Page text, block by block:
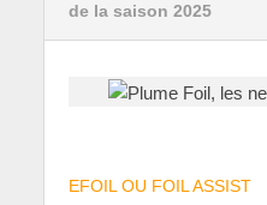
de la saison 2025
EFOIL OU FOIL ASSIST